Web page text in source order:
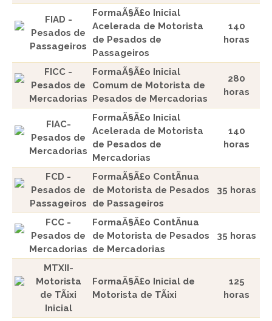
FIAD -
Pesados de
Passageiros
FormaÃ§Ã£o Inicial
Acelerada de Motorista
de Pesados de
Passageiros
140
horas
FICC -
Pesados de
Mercadorias
FormaÃ§Ã£o Inicial
Comum de Motorista de
Pesados de Mercadorias
280
horas
FIAC-
Pesados de
Mercadorias
FormaÃ§Ã£o Inicial
Acelerada de Motorista
de Pesados de
Mercadorias
140
horas
FCD -
Pesados de
Passageiros
FormaÃ§Ã£o ContÃ­nua
de Motorista de Pesados
de Passageiros
35 horas
FCC -
Pesados de
Mercadorias
FormaÃ§Ã£o ContÃ­nua
de Motorista de Pesados
de Mercadorias
35 horas
MTXII-
Motorista
de TÃ¡xi
Inicial
FormaÃ§Ã£o Inicial de
Motorista de TÃ¡xi
125
horas